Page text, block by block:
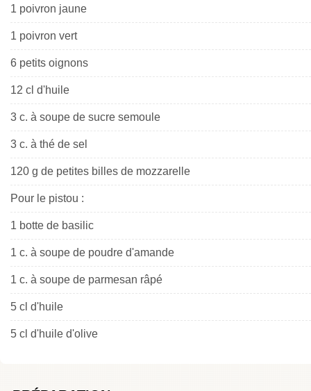
1 poivron jaune
1 poivron vert
6 petits oignons
12 cl d'huile
3 c. à soupe de sucre semoule
3 c. à thé de sel
120 g de petites billes de mozzarelle
Pour le pistou :
1 botte de basilic
1 c. à soupe de poudre d'amande
1 c. à soupe de parmesan râpé
5 cl d'huile
5 cl d'huile d'olive